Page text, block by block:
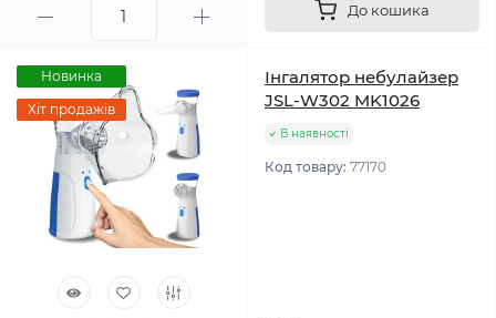
До кошика
Новинка
Хіт продажів
Інгалятор небулайзер
JSL-W302 MK1026
В наявності
Код товару: 77170